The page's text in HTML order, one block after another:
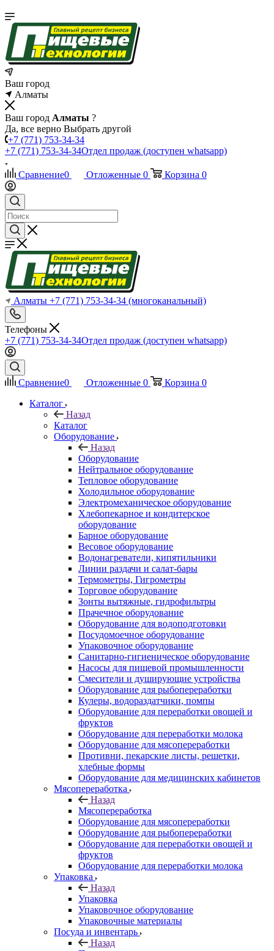
Ваш город
Алматы
Ваш город Алматы ?
Да, все верно Выбрать другой
+7 (771) 753-34-34
+7 (771) 753-34-34Отдел продаж (доступен whatsapp)
Сравнение0 Отложенные 0 Корзина 0
Алматы +7 (771) 753-34-34 (многоканальный)
Телефоны
+7 (771) 753-34-34Отдел продаж (доступен whatsapp)
Сравнение0 Отложенные 0 Корзина 0
Каталог
Назад
Каталог
Оборудование
Назад
Оборудование
Нейтральное оборудование
Тепловое оборудование
Холодильное оборудование
Электромеханическое оборудование
Хлебопекарное и кондитерское
оборудование
Барное оборудование
Весовое оборудование
Водонагреватели, кипятильники
Линии раздачи и салат-бары
Термометры, Гигрометры
Торговое оборудование
Зонты вытяжные, гидрофильтры
Прачечное оборудование
Оборудование для водоподготовки
Посудомоечное оборудование
Упаковочное оборудование
Санитарно-гигиеническое оборудование
Насосы для пищевой промышленности
Смесители и душирующие устройства
Оборудование для рыбопереработки
Кулеры, водораздатчики, помпы
Оборудование для переработки овощей и
фруктов
Оборудование для переработки молока
Оборудование для мясопереработки
Противни, пекарские листы, решетки,
хлебные формы
Оборудование для медицинских кабинетов
Мясопереработка
Назад
Мясопереработка
Оборудование для мясопереработки
Оборудование для рыбопереработки
Оборудование для переработки овощей и
фруктов
Оборудование для переработки молока
Упаковка
Назад
Упаковка
Упаковочное оборудование
Упаковочные материалы
Посуда и инвентарь
Назад